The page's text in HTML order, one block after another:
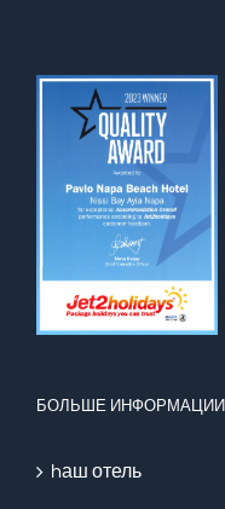
БОЛЬШЕ ИНФОРМАЦИИ
hаш отель